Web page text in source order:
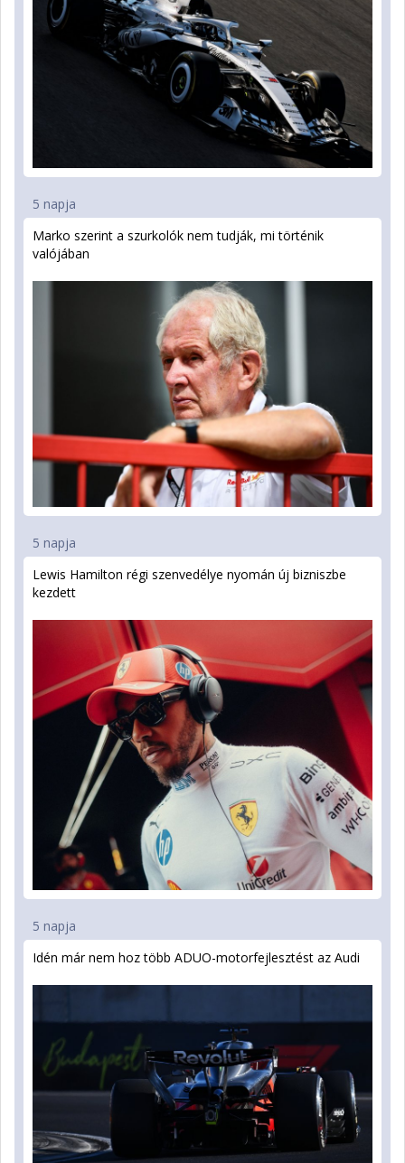
5 napja
Marko szerint a szurkolók nem tudják, mi történik
valójában
5 napja
Lewis Hamilton régi szenvedélye nyomán új bizniszbe
kezdett
5 napja
Idén már nem hoz több ADUO-motorfejlesztést az Audi